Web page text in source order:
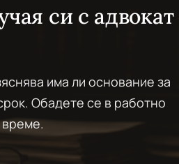
си с адвокат
има ли основание за
Обадете се в работно
време.